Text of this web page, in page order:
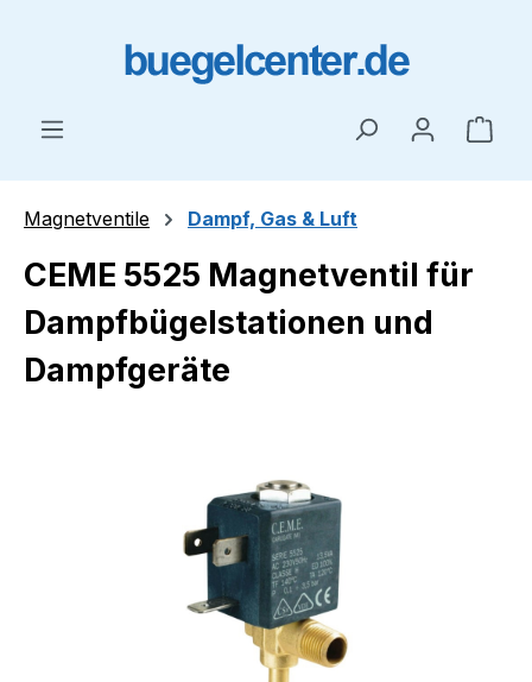
Magnetventile Dampf, Gas & Luft
CEME 5525 Magnetventil für
Dampfbügelstationen und
Dampfgeräte